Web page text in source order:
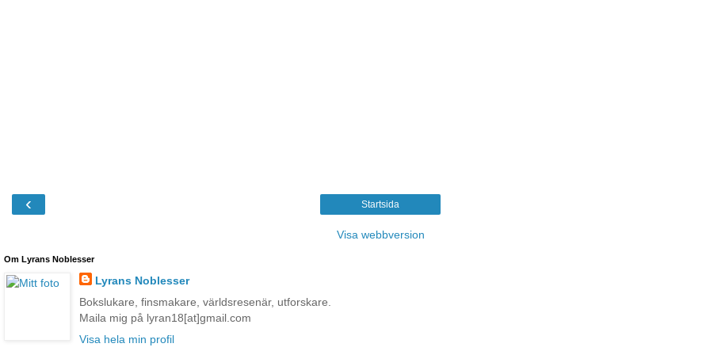
‹ Startsida
Visa webbversion
Om Lyrans Noblesser
Lyrans Noblesser
Bokslukare, finsmakare, världsresenär, utforskare.
Maila mig på lyran18[at]gmail.com
Visa hela min profil